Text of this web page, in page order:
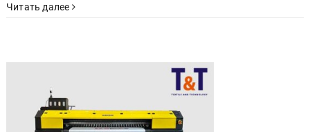
Читать далее